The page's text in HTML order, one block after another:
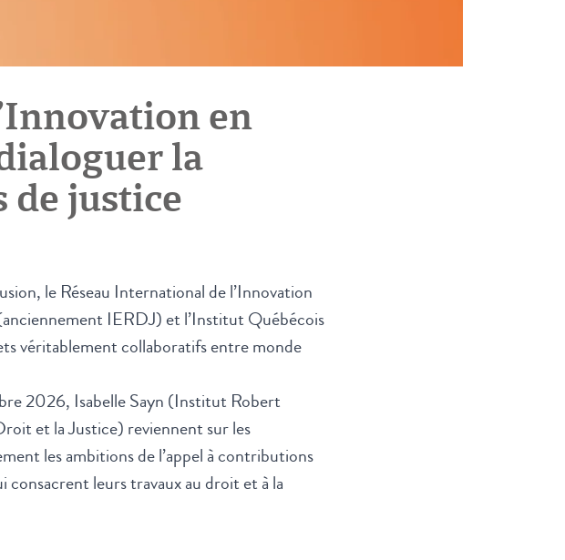
en
la
de justice
le Réseau International de l’Innovation
IERDJ) et l’Institut Québécois
véritablement collaboratifs entre monde
2026, Isabelle Sayn (Institut Robert
et la Justice) reviennent sur les
les ambitions de l’appel à contributions
consacrent leurs travaux au droit et à la